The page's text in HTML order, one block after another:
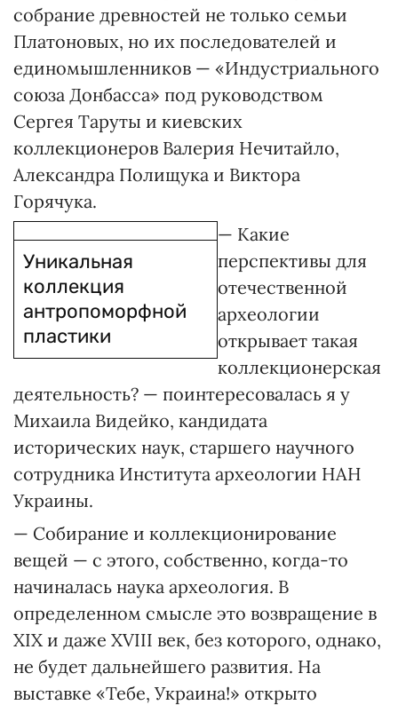
собрание древностей не только семьи
Платоновых, но их последователей и
единомышленников — «Индустриального
союза Донбасса» под руководством
Сергея Таруты и киевских
коллекционеров Валерия Нечитайло,
Александра Полищука и Виктора
Горячука.
Уникальная
коллекция
антропоморфной
пластики
— Какие
перспективы для
отечественной
археологии
открывает такая
коллекционерская
деятельность? — поинтересовалась я у
Михаила Видейко, кандидата
исторических наук, старшего научного
сотрудника Института археологии НАН
Украины.
— Собирание и коллекционирование
вещей — с этого, собственно, когда-то
начиналась наука археология. В
определенном смысле это возвращение в
XIX и даже XVIII век, без которого, однако,
не будет дальнейшего развития. На
выставке «Тебе, Украина!» открыто